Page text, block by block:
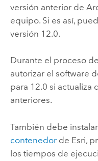
versión anterior de
equipo. Si es así,
versión 12.0.
Durante el proceso
autorizar el software
para 12.0 si actualiza
anteriores.
También debe
contenedorde Esri,
los tiempos de